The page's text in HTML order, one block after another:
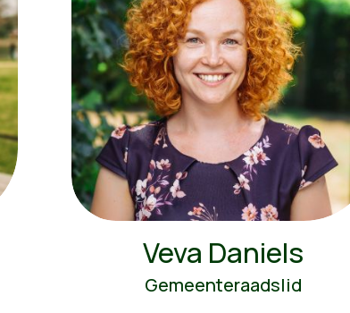
Veva Daniels
Gemeenteraadslid